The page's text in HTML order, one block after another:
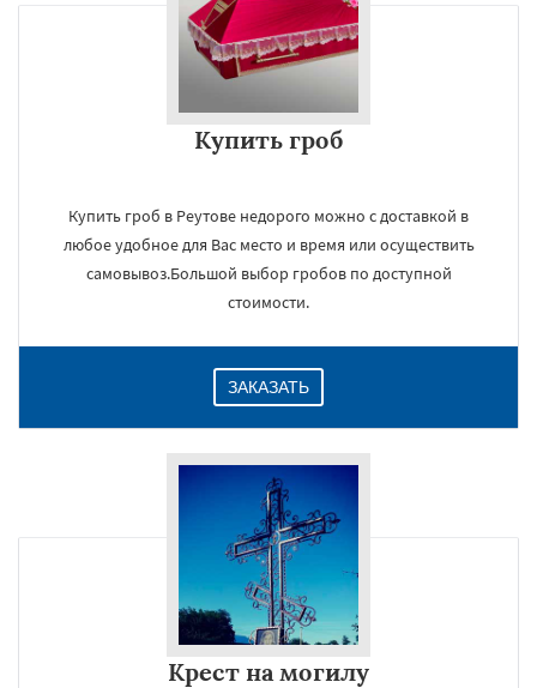
Купить гроб
Купить гроб в Реутове недорого можно с доставкой в
любое удобное для Вас место и время или осуществить
самовывоз.Большой выбор гробов по доступной
стоимости.
ЗАКАЗАТЬ
Крест на могилу